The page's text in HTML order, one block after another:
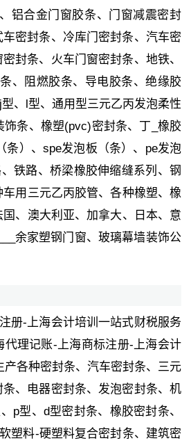
铝合金门窗胶条、门窗减震密封
密封条、冷库门密封条、汽车密
封条、火车门窗密封条、地铁、
、阻燃胶条、导电胶条、绝缘胶
、l型、通用型三元乙丙发泡柔性
条、橡塑(pvc)密封条、丁_橡胶
条）、spe发泡板（条）、pe发泡
铁路、桥梁橡胶伸缩缝系列、钢
用三元乙丙胶管、各种橡塑、橡
、澳大利亚、加拿大、日本、意
余家塑钢门窗、玻璃幕墙装饰公
册-上海会计培训一站式财税服务
理记账-上海商标注册-上海会计
各种密封条、汽车密封条、三元
、电器密封条、发泡密封条、机
p型、d型密封条、橡胶密封条、
塑料-硬塑料复合密封条、建筑密